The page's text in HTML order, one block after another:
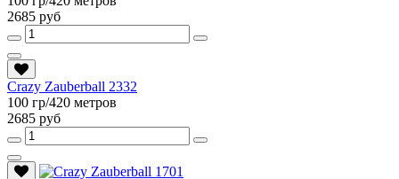
2685 руб
Crazy Zauberball 2332
100 гр/420 метров
2685 руб